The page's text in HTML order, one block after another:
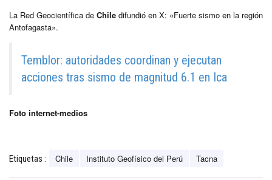
La Red Geocientífica de Chile difundió en X: «Fuerte sismo en la región
Antofagasta».
Temblor: autoridades coordinan y ejecutan
acciones tras sismo de magnitud 6.1 en Ica
Foto internet-medios
Etiquetas : Chile Instituto Geofísico del Perú Tacna